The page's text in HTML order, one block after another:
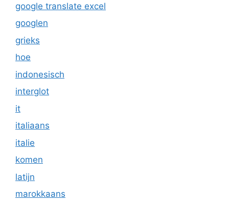
google translate excel
googlen
grieks
hoe
indonesisch
interglot
it
italiaans
italie
komen
latijn
marokkaans